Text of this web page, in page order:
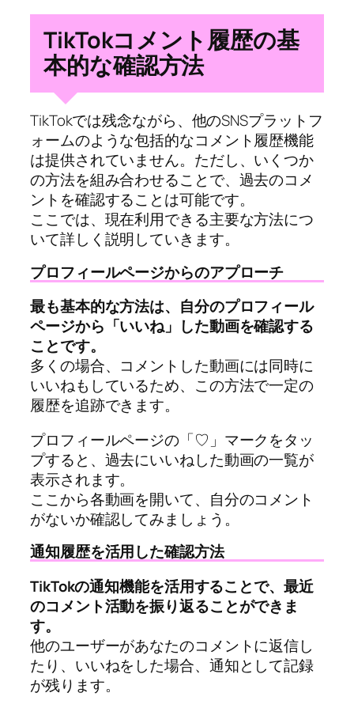
TikTokコメント履歴の基
本的な確認方法
TikTokでは残念ながら、他のSNSプラットフ
ォームのような包括的なコメント履歴機能
は提供されていません。ただし、いくつか
の方法を組み合わせることで、過去のコメ
ントを確認することは可能です。
ここでは、現在利用できる主要な方法につ
いて詳しく説明していきます。
プロフィールページからのアプローチ
最も基本的な方法は、自分のプロフィール
ページから「いいね」した動画を確認する
ことです。
多くの場合、コメントした動画には同時に
いいねもしているため、この方法で一定の
履歴を追跡できます。
プロフィールページの「♡」マークをタッ
プすると、過去にいいねした動画の一覧が
表示されます。
ここから各動画を開いて、自分のコメント
がないか確認してみましょう。
通知履歴を活用した確認方法
TikTokの通知機能を活用することで、最近
のコメント活動を振り返ることができま
す。
他のユーザーがあなたのコメントに返信し
たり、いいねをした場合、通知として記録
が残ります。